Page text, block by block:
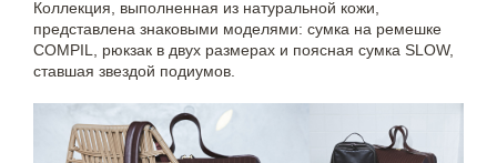
Коллекция, выполненная из натуральной кожи,
представлена знаковыми моделями: сумка на ремешке
COMPIL, рюкзак в двух размерах и поясная сумка SLOW,
ставшая звездой подиумов.